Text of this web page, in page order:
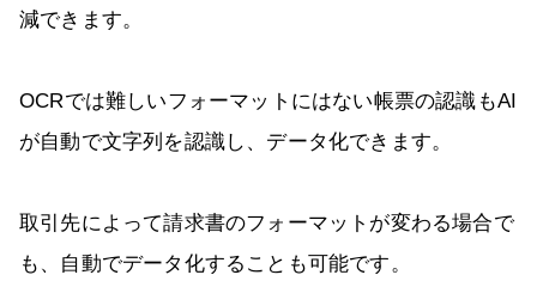
減できます。
OCRでは難しいフォーマットにはない帳票の認識もAI
が自動で文字列を認識し、データ化できます。
取引先によって請求書のフォーマットが変わる場合で
も、自動でデータ化することも可能です。